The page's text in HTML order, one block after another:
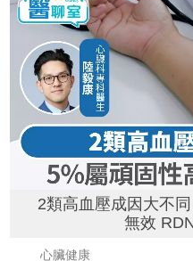
2類高血壓成因大不
無效
心臟健康